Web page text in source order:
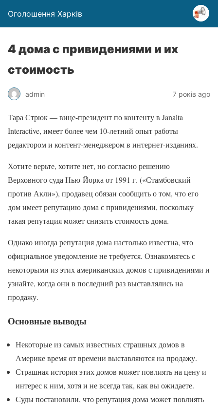
Оголошення Харків
4 дома с привидениями и их
стоимость
admin 7 років ago
Тара Стрюк — вице-президент по контенту в Janalta
Interactive, имеет более чем 10-летний опыт работы
редактором и контент-менеджером в интернет-изданиях.
Хотите верьте, хотите нет, но согласно решению
Верховного суда Нью-Йорка от 1991 г. («Стамбовский
против Акли»), продавец обязан сообщить о том, что его
дом имеет репутацию дома с привидениями, поскольку
такая репутация может снизить стоимость дома.
Однако иногда репутация дома настолько известна, что
официальное уведомление не требуется. Ознакомьтесь с
некоторыми из этих американских домов с привидениями и
узнайте, когда они в последний раз выставлялись на
продажу.
Основные выводы
Некоторые из самых известных страшных домов в
Америке время от времени выставляются на продажу.
Страшная история этих домов может повлиять на цену и
интерес к ним, хотя и не всегда так, как вы ожидаете.
Суды постановили, что репутация дома может повлиять